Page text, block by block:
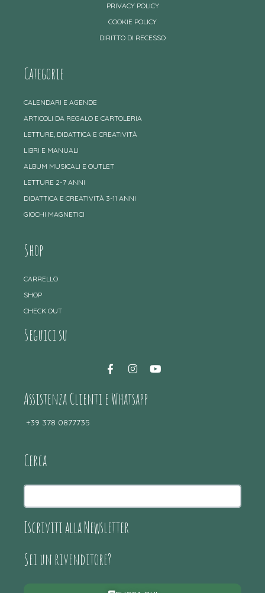
PRIVACY POLICY
COOKIE POLICY
DIRITTO DI RECESSO
Categorie
CALENDARI E AGENDE
ARTICOLI DA REGALO E CARTOLERIA
LETTURE, DIDATTICA E CREATIVITÀ
LIBRI E MANUALI
ALBUM MUSICALI E OUTLET
LETTURE 2-7 ANNI
DIDATTICA E CREATIVITÀ 3-11 ANNI
GIOCHI MAGNETICI
Shop
CARRELLO
SHOP
CHECK OUT
Seguici su
Assistenza Clienti e Whatsapp
+39 378 0877735
Cerca
Iscriviti alla Newsletter
Sei un rivenditore?